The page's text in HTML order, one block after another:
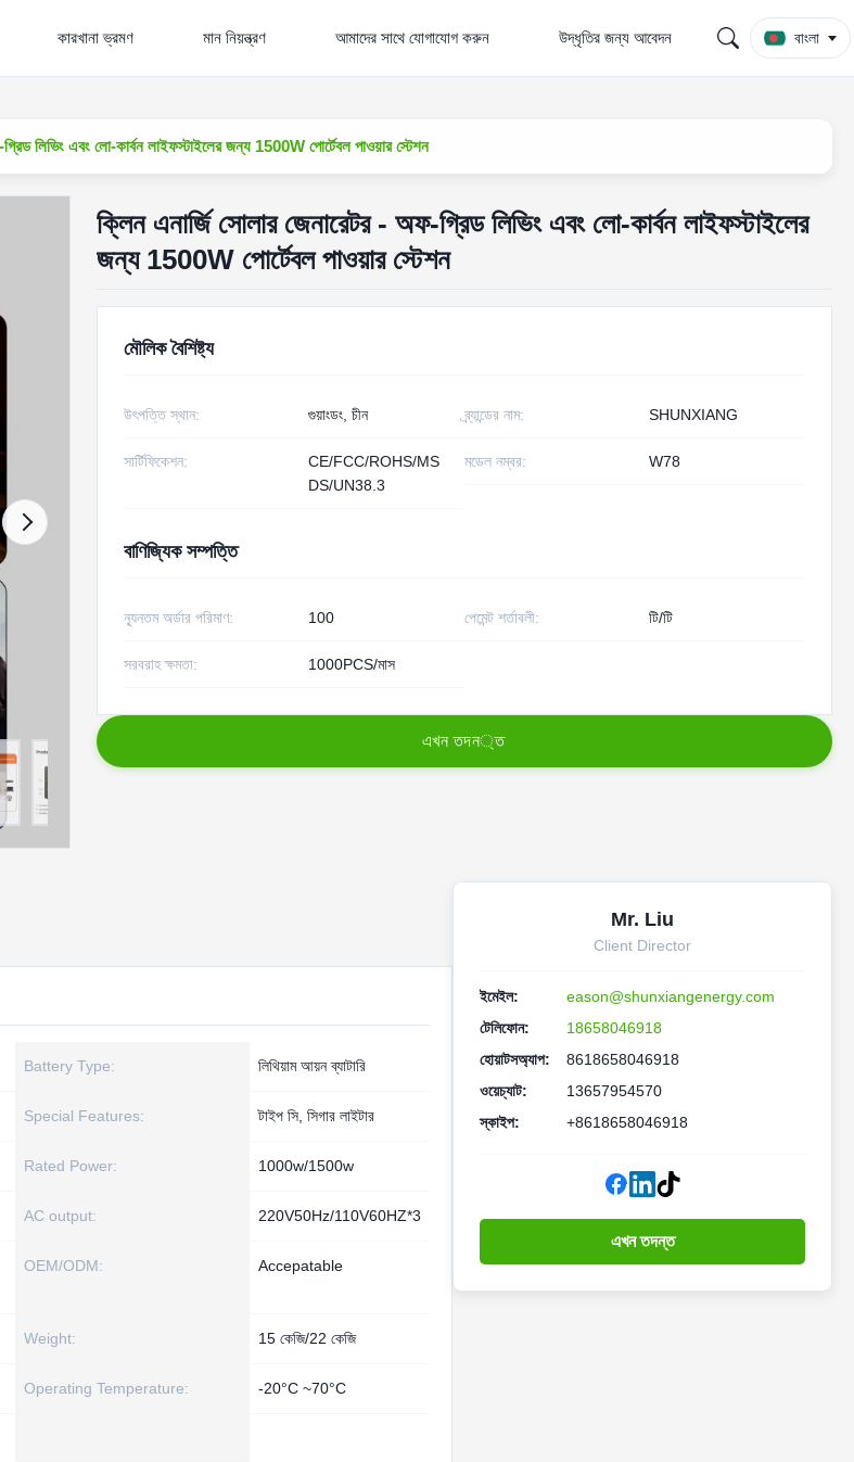
কারখানা ভ্রমণ মান নিয়ন্ত্রণ আমাদের সাথে যোগাযোগ করুন উদ্ধৃতির জন্য আবেদন বাংলা
লিভিং এবং লো-কার্বন লাইফস্টাইলের জন্য 1500W পোর্টেবল পাওয়ার স্টেশন
ক্লিন এনার্জি সোলার জেনারেটর - অফ-গ্রিড লিভিং এবং লো-কার্বন লাইফস্টাইলের
জন্য 1500W পোর্টেবল পাওয়ার স্টেশন
মৌলিক বৈশিষ্ট্য
উৎপত্তি স্থান: গুয়াংডং, চীন ব্র্যান্ডের নাম: SHUNXIANG
সার্টিফিকেশন:
CE/FCC/ROHS/MS
DS/UN38.3
মডেল নম্বর: W78
বাণিজ্যিক সম্পত্তি
ন্যূনতম অর্ডার পরিমাণ: 100 পেমেন্ট শর্তাবলী: টি/টি
সরবরাহ ক্ষমতা: 1000PCS/মাস
এখন তদন্ত
Battery Type: লিথিয়াম আয়ন ব্যাটারি
Special Features: টাইপ সি, সিগার লাইটার
Rated Power: 1000w/1500w
AC output: 220V50Hz/110V60HZ*3
OEM/ODM: Accepatable
Weight: 15 কেজি/22 কেজি
Operating Temperature: -20°C ~70°C
Mr. Liu
Client Director
ইমেইল:
eason@shunxiangenergy.com
টেলিফোন:
18658046918
হোয়াটসঅ্যাপ:
8618658046918
ওয়েচ্যাট:
13657954570
স্কাইপ:
+8618658046918
এখন তদন্ত